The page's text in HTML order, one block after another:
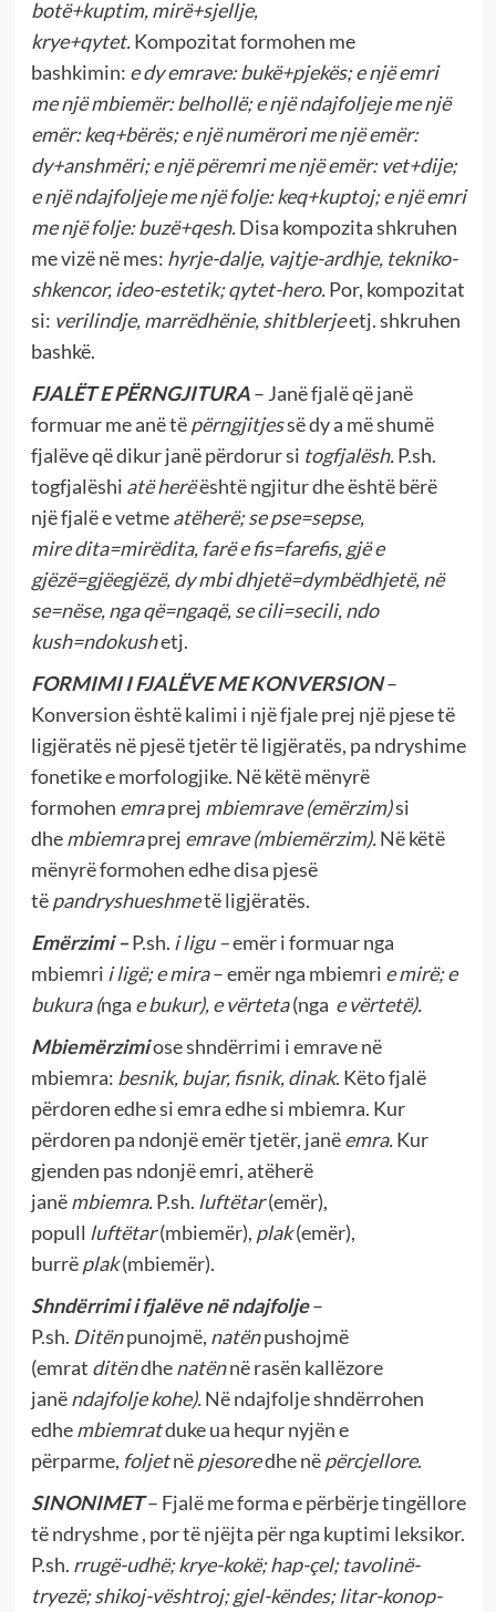
botë+kuptim, mirë+sjellje,
krye+qytet.Kompozitat formohen me
bashkimin: e dy emrave: bukë+pjekës; e një emri
me një mbiemër: belhollë; e një ndajfoljeje me një
emër: keq+bërës; e një numërori me një emër:
dy+anshmëri; e një përemri me një emër: vet+dije;
e një ndajfoljeje me një folje: keq+kuptoj; e një emri
me një folje: buzë+qesh.Disa kompozita shkruhen
me vizë në mes: hyrje-dalje, vajtje-ardhje, tekniko-
shkencor, ideo-estetik; qytet-hero.Por, kompozitat
si: verilindje, marrëdhënie, shitblerjeetj. shkruhen
bashkë.
FJALËT E PËRNGJITURA– Janë fjalë që janë
formuar me anë tëpërngjitjessë dy a më shumë
fjalëve që dikur janë përdorur si togfjalësh.P.sh.
togfjalëshi atë herëështë ngjitur dhe është bërë
një fjalë e vetmeatëherë; se pse=sepse,
mire dita=mirëdita, farë e fis=farefis, gjë e
gjëzë=gjëegjëzë, dy mbi dhjetë=dymbëdhjetë, në
se=nëse, nga që=ngaqë, se cili=secili, ndo
kush=ndokushetj.
FORMIMI I FJALËVE ME KONVERSION–
Konversion është kalimi i një fjale prej një pjese të
ligjëratës në pjesë tjetër të ligjëratës, pa ndryshime
fonetike e morfologjike. Në këtë mënyrë
formohen emraprej mbiemrave (emërzim)si
dhembiemraprej emrave (mbiemërzim).Në këtë
mënyrë formohen edhe disa pjesë
tëpandryshueshmetë ligjëratës.
Emërzimi –P.sh. i ligu –emër i formuar nga
mbiemri i ligë; e mira– emër nga mbiemri e mirë; e
bukura (nga e bukur), e vërteta(nga e vërtetë).
Mbiemërzimiose shndërrimi i emrave në
mbiemra: besnik, bujar, fisnik, dinak. Këto fjalë
përdoren edhe si emra edhe si mbiemra. Kur
përdoren pa ndonjë emër tjetër, janëemra.Kur
gjenden pas ndonjë emri, atëherë
janëmbiemra.P.sh. luftëtar(emër),
popull luftëtar(mbiemër), plak(emër),
burrëplak(mbiemër).
Shndërrimi i fjalëve në ndajfolje–
P.sh. Ditënpunojmë, natënpushojmë
(emrat ditëndhenatënnë rasën kallëzore
janëndajfolje kohe).Në ndajfolje shndërrohen
edhembiemratduke ua hequr nyjën e
përparme, foljetnëpjesoredhe nëpërcjellore.
SINONIMET– Fjalë me forma e përbërje tingëllore
të ndryshme , por të njëjta për nga kuptimi leksikor.
P.sh. rrugë-udhë; krye-kokë; hap-çel; tavolinë-
tryezë; shikoj-vështroj; gjel-këndes; litar-konop-